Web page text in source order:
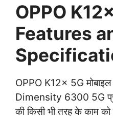
OPPO
Features
OPPO K12x 5G
Dimensity 6300 5G
की किसी भी तरह के काम